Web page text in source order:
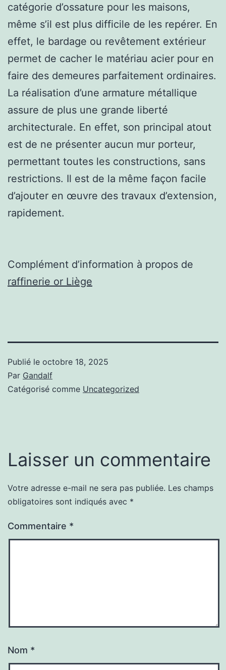
catégorie d’ossature pour les maisons,
même s’il est plus difficile de les repérer. En
effet, le bardage ou revêtement extérieur
permet de cacher le matériau acier pour en
faire des demeures parfaitement ordinaires.
La réalisation d’une armature métallique
assure de plus une grande liberté
architecturale. En effet, son principal atout
est de ne présenter aucun mur porteur,
permettant toutes les constructions, sans
restrictions. Il est de la même façon facile
d’ajouter en œuvre des travaux d’extension,
rapidement.
Complément d’information à propos de
raffinerie or Liège
Publié le octobre 18, 2025
Par Gandalf
Catégorisé comme Uncategorized
Laisser un commentaire
Votre adresse e-mail ne sera pas publiée. Les champs
obligatoires sont indiqués avec *
Commentaire *
Nom *